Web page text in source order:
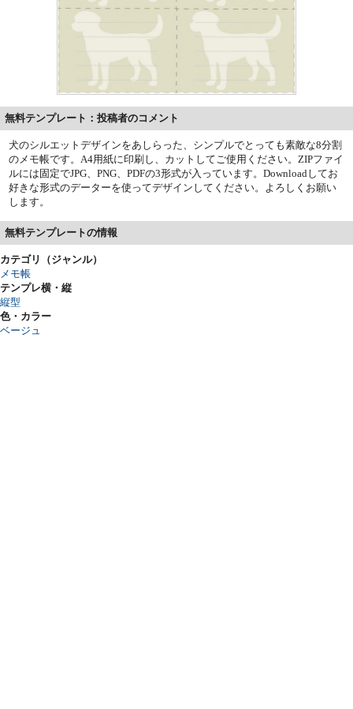
無料テンプレート：投稿者のコメント
犬のシルエットデザインをあしらった、シンプルでとっても素敵な8分割
のメモ帳です。A4用紙に印刷し、カットしてご使用ください。ZIPファイ
ルには固定でJPG、PNG、PDFの3形式が入っています。Downloadしてお
好きな形式のデーターを使ってデザインしてください。よろしくお願い
します。
無料テンプレートの情報
カテゴリ（ジャンル）
メモ帳
テンプレ横・縦
縦型
色・カラー
ベージュ